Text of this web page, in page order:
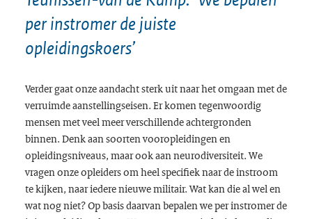
per instromer de juiste
opleidingskoers’
Verder gaat onze aandacht sterk uit naar het omgaan met de
verruimde aanstellingseisen. Er komen tegenwoordig
mensen met veel meer verschillende achtergronden
binnen. Denk aan soorten vooropleidingen en
opleidingsniveaus, maar ook aan neurodiversiteit. We
vragen onze opleiders om heel specifiek naar de instroom
te kijken, naar iedere nieuwe militair. Wat kan die al wel en
wat nog niet? Op basis daarvan bepalen we per instromer de